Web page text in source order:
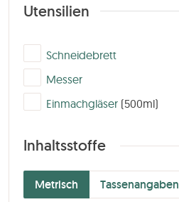
Utensilien
▢
Schneidebrett
▢Messer
▢
Einmachgläser (500ml)
Inhaltsstoffe
Metrisch Tassenangaben